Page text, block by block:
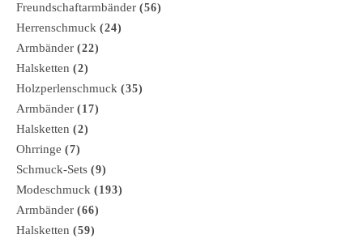
Freundschaftarmbänder (56)
Herrenschmuck (24)
Armbänder (22)
Halsketten (2)
Holzperlenschmuck (35)
Armbänder (17)
Halsketten (2)
Ohrringe (7)
Schmuck-Sets (9)
Modeschmuck (193)
Armbänder (66)
Halsketten (59)